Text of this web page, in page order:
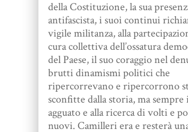
della Costituzione, la sua
antifascista, i suoi continui
vigile militanza, alla
cura collettiva dell’ossatura
del Paese, il suo coraggio nel
brutti dinamismi politici che
ripercorrevano e ripercorrono
sconfitte dalla storia, ma sempre
agguato e alla ricerca di volti e
nuovi. Camilleri era e resterà